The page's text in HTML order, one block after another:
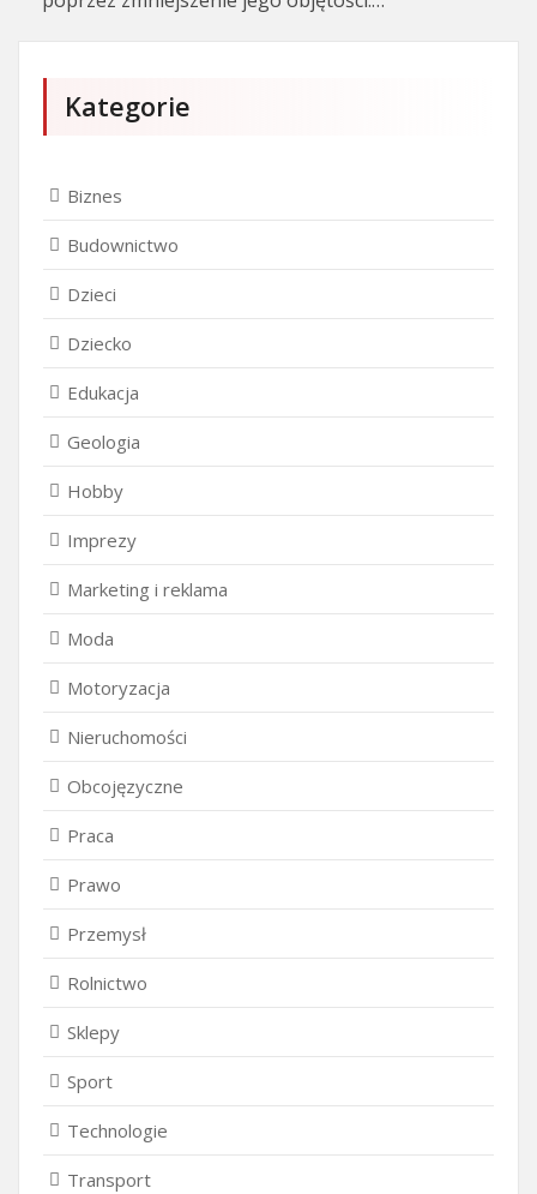
Kategorie
Biznes
Budownictwo
Dzieci
Dziecko
Edukacja
Geologia
Hobby
Imprezy
Marketing i reklama
Moda
Motoryzacja
Nieruchomości
Obcojęzyczne
Praca
Prawo
Przemysł
Rolnictwo
Sklepy
Sport
Technologie
Transport